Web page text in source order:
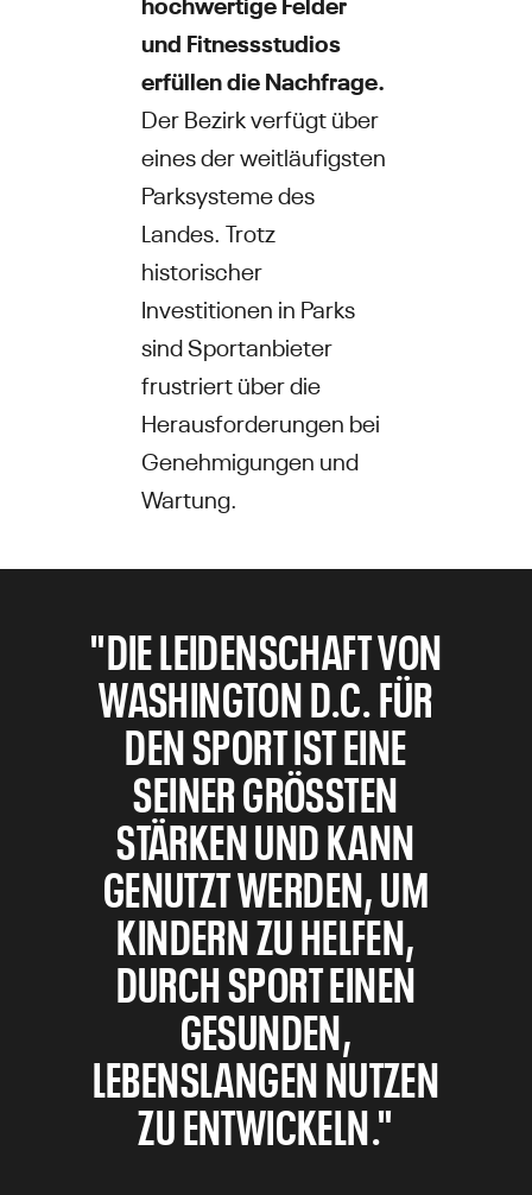
und Fitnessstudios
erfüllen die Nachfrage.
Der Bezirk verfügt über
eines der weitläufigsten
Parksysteme des
Landes. Trotz
historischer
Investitionen in Parks
sind Sportanbieter
frustriert über die
Herausforderungen bei
Genehmigungen und
Wartung.
"DIE LEIDENSCHAFT VON
WASHINGTON D.C. FÜR
DEN SPORT IST EINE
SEINER GRÖSSTEN S
TÄRKEN UND KANN G
ENUTZT WERDEN, UM K
INDERN ZU HELFEN, D
URCH SPORT EINEN G
ESUNDEN, L
EBENSLANGEN NUTZEN Z
U ENTWICKELN."